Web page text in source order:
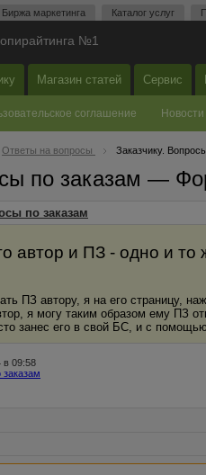
Биржа маркетинга Каталог услуг
№1
Магазин статей Сервис
соглашение Новости
Ответы на вопросы Заказчику.
по заказам —
по заказам
автор и ПЗ - одно и то
ПЗ автору, я на его страницу,
я могу таким образом ему ПЗ
занес его в свой БС, и с
в 09:58
заказам